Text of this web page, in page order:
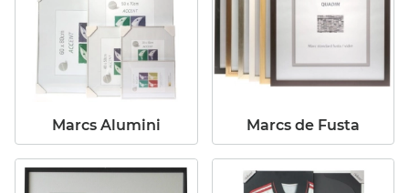
Marcs Alumini Marcs de Fusta